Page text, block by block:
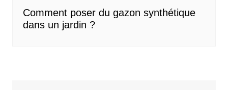
Comment poser du gazon synthétique
dans un jardin ?